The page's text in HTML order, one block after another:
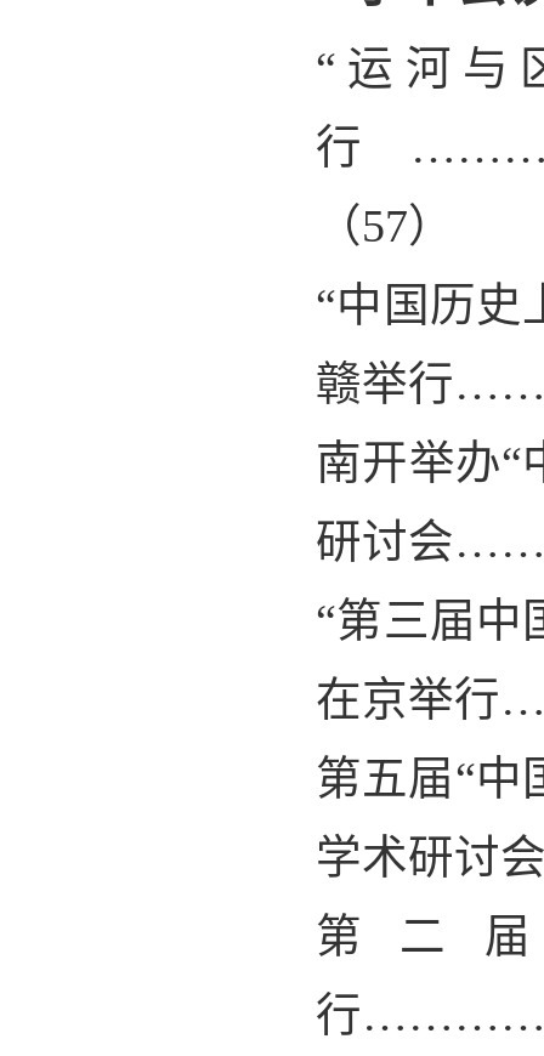
“ 运河与
行
（57）
“中国历史
赣举行
南开举办“
研讨会
“第三届中
在京举
第五届“中
学术研讨
第二
行